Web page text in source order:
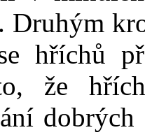
Druhým
hříchů
že